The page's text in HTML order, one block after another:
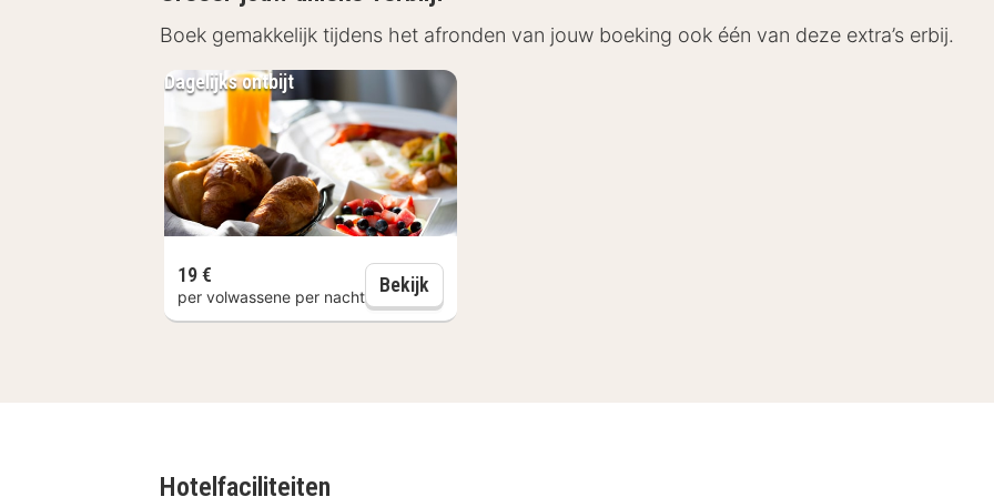
Noordzeestrand – 21 km
Faciliteiten Babylon Hotel Heerhugowaard-Alkmaar
Het hotel beschikt over moderne faciliteiten die jouw verblijf comfortabel en aangenaam
voorzien van alle gemakken, ideaal voor zowel vakantiegangers als zakelijke reizigers.
Kamer:Airconditioning, flatscreen-tv, bureau, koffie- en theefaciliteiten en gratis Wi-Fi
Eigen badkamer met douche, toilet, föhn en gratis toiletartikelen
Overige faciliteiten:Gratis parkeergelegenheid, restaurant, bar, terras, receptie en
Boek gemakkelijk tijdens het afronden van jouw boeking ook één van deze extra’s erbij.
Dagelijks ontbijt
19 €
per volwassene per nacht
Bekijk
Hotelfaciliteiten